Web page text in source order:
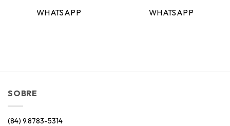
WHATSAPP
WHATSAPP
SOBRE
(84) 9.8783-5314